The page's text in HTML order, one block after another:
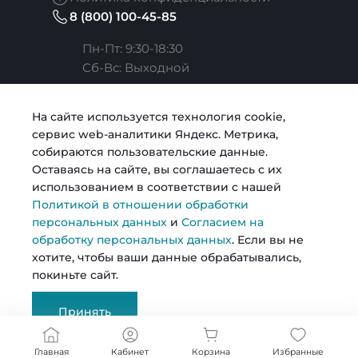
Карьера
Согласие на обработку персональных данных
Политика в отношении обработки персональных
данных
Сертификаты
Документы
Строительство
Металлопрокат
Возможности
8 (800) 100-45-85
Пн-Пт: 9:30-18:30
Cб-Вс: Выходной
© 2026 Kosmos, Все права защищены
Главная Кабинет Корзина Избранные
На сайте используется технология cookie,
сервис web-аналитики Яндекс. Метрика,
собираются пользовательские данные.
Оставаясь на сайте, вы соглашаетесь с их
использованием в соответствии с нашей
Политикой в отношении обработки
персональных данных и Согласием на
обработку персональных данных. Если вы не
хотите, чтобы ваши данные обрабатывались,
покиньте сайт.
Принять